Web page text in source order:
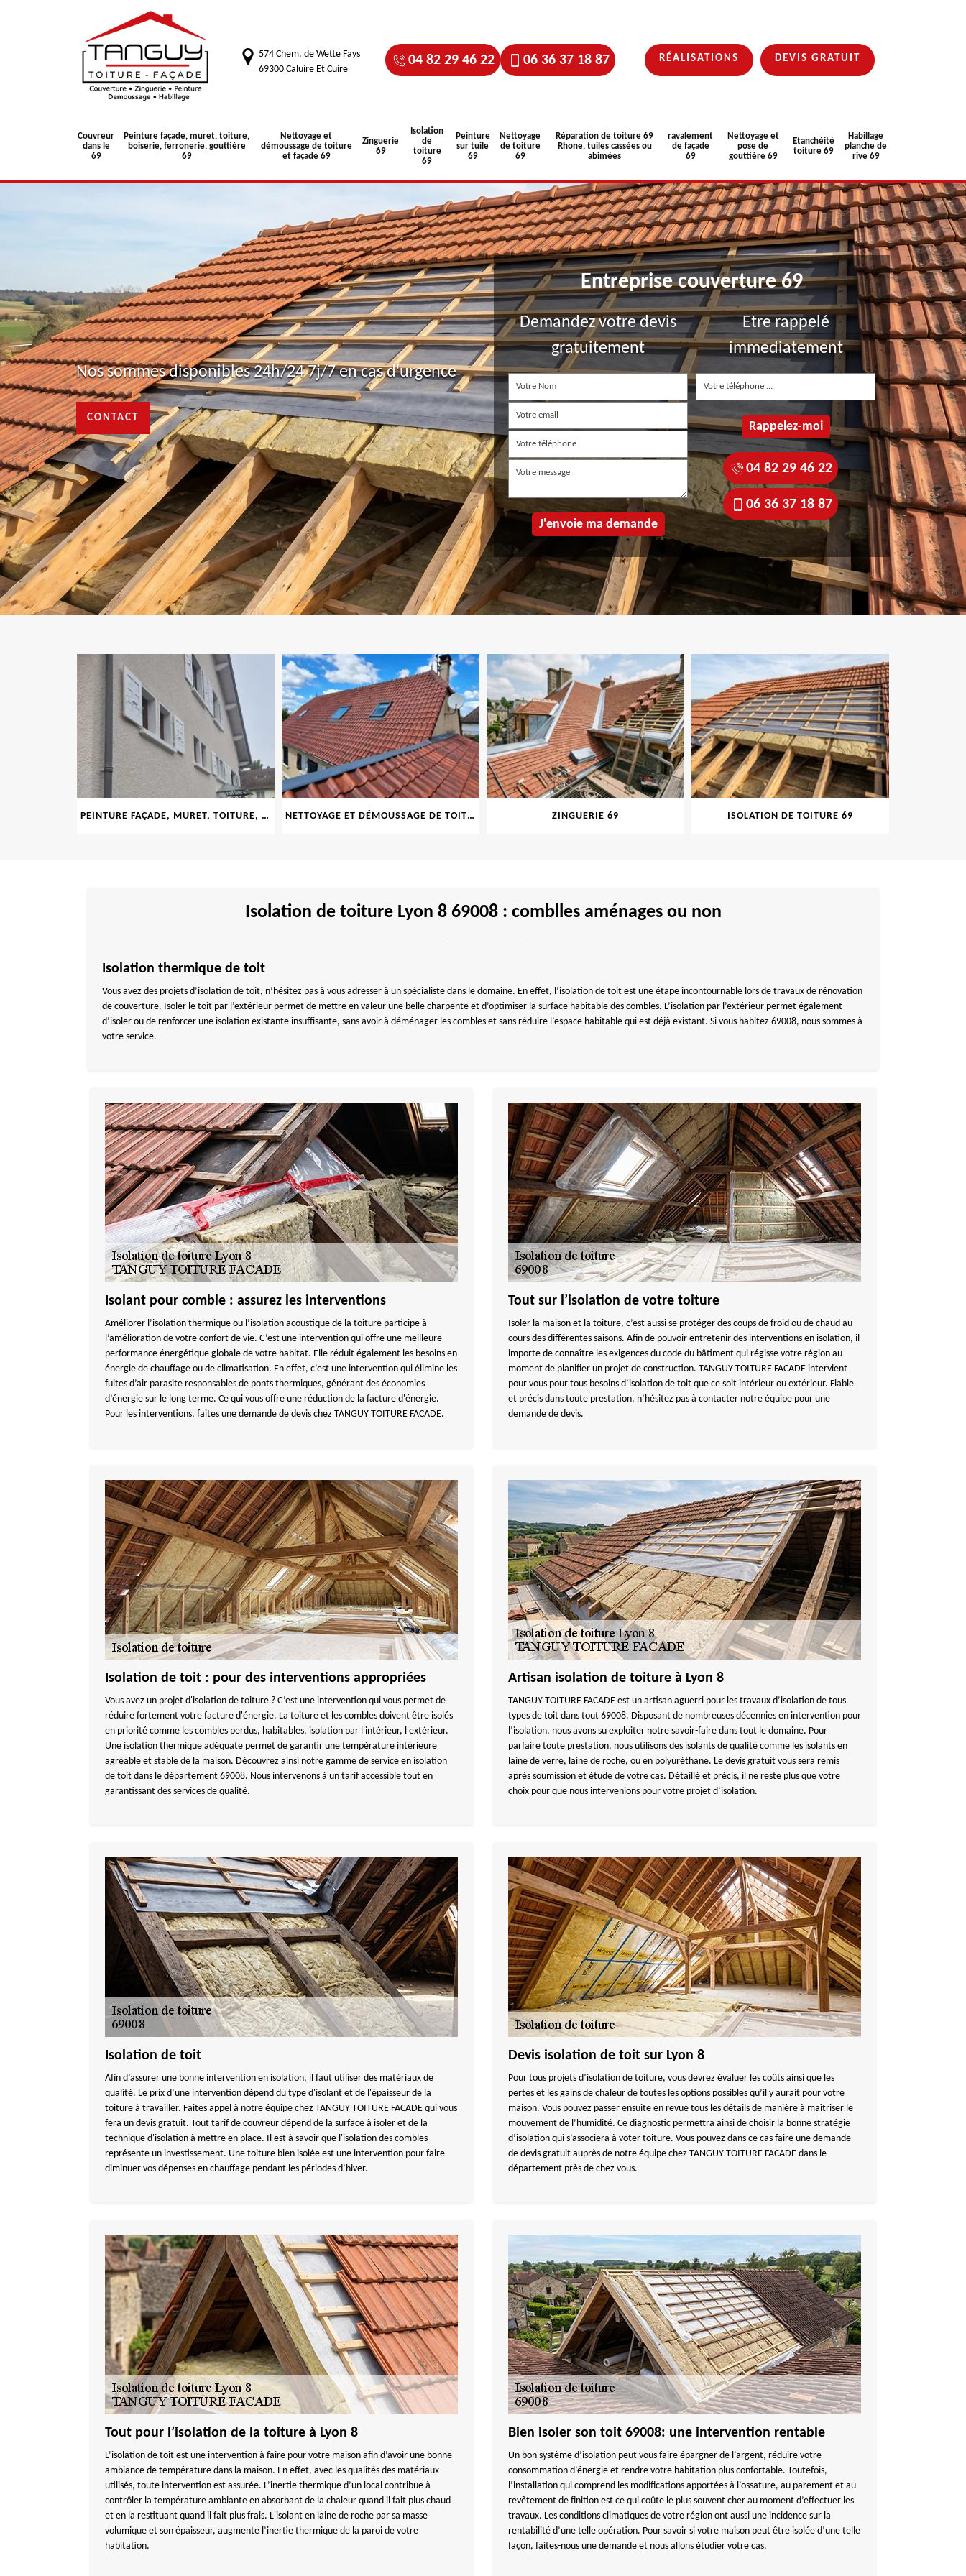
574 Chem. de Wette Fays
69300 Caluire Et Cuire
04 82 29 46 22 06 36 37 18 87 RÉALISATIONS DEVIS GRATUIT
Couvreur
dans le
69
Peinture façade, muret, toiture,
boiserie, ferronerie, gouttière
69
Nettoyage et
démoussage de toiture
et façade 69
Zinguerie
69
Isolation
de
toiture
69
Peinture
sur tuile
69
Nettoyage
de toiture
69
Réparation de toiture 69
Rhone, tuiles cassées ou
abimées
ravalement
de façade
69
Nettoyage et
pose de
gouttière 69
Etanchéité
toiture 69
Habillage
planche de
rive 69
Nos sommes disponibles 24h/24 7j/7 en cas d'urgence
CONTACT
Entreprise couverture 69
Demandez votre devis
gratuitement
Etre rappelé
immediatement
04 82 29 46 22
06 36 37 18 87
PEINTURE FAÇADE, MURET, TOITURE, BOISERIE, FERRONERIE, GOUTTIÈRE 69 NETTOYAGE ET DÉMOUSSAGE DE TOITURE ET FAÇADE 69 ZINGUERIE 69 ISOLATION DE TOITURE 69
Isolation de toiture Lyon 8 69008 : comblles aménages ou non
Isolation thermique de toit
Vous avez des projets d’isolation de toit, n’hésitez pas à vous adresser à un spécialiste dans le domaine. En effet, l’isolation de toit est une étape incontournable lors de travaux de rénovation
de couverture. Isoler le toit par l’extérieur permet de mettre en valeur une belle charpente et d’optimiser la surface habitable des combles. L’isolation par l’extérieur permet également
d’isoler ou de renforcer une isolation existante insuffisante, sans avoir à déménager les combles et sans réduire l’espace habitable qui est déjà existant. Si vous habitez 69008, nous sommes à
votre service.
Isolant pour comble : assurez les interventions
Améliorer l’isolation thermique ou l’isolation acoustique de la toiture participe à
l’amélioration de votre confort de vie. C’est une intervention qui offre une meilleure
performance énergétique globale de votre habitat. Elle réduit également les besoins en
énergie de chauffage ou de climatisation. En effet, c’est une intervention qui élimine les
fuites d’air parasite responsables de ponts thermiques, générant des économies
d’énergie sur le long terme. Ce qui vous offre une réduction de la facture d'énergie.
Pour les interventions, faites une demande de devis chez TANGUY TOITURE FACADE.
Tout sur l’isolation de votre toiture
Isoler la maison et la toiture, c’est aussi se protéger des coups de froid ou de chaud au
cours des différentes saisons. Afin de pouvoir entretenir des interventions en isolation, il
importe de connaître les exigences du code du bâtiment qui régisse votre région au
moment de planifier un projet de construction. TANGUY TOITURE FACADE intervient
pour vous pour tous besoins d’isolation de toit que ce soit intérieur ou extérieur. Fiable
et précis dans toute prestation, n’hésitez pas à contacter notre équipe pour une
demande de devis.
Isolation de toit : pour des interventions appropriées
Vous avez un projet d'isolation de toiture ? C’est une intervention qui vous permet de
réduire fortement votre facture d'énergie. La toiture et les combles doivent être isolés
en priorité comme les combles perdus, habitables, isolation par l'intérieur, l'extérieur.
Une isolation thermique adéquate permet de garantir une température intérieure
agréable et stable de la maison. Découvrez ainsi notre gamme de service en isolation
de toit dans le département 69008. Nous intervenons à un tarif accessible tout en
garantissant des services de qualité.
Artisan isolation de toiture à Lyon 8
TANGUY TOITURE FACADE est un artisan aguerri pour les travaux d’isolation de tous
types de toit dans tout 69008. Disposant de nombreuses décennies en intervention pour
l’isolation, nous avons su exploiter notre savoir-faire dans tout le domaine. Pour
parfaire toute prestation, nous utilisons des isolants de qualité comme les isolants en
laine de verre, laine de roche, ou en polyuréthane. Le devis gratuit vous sera remis
après soumission et étude de votre cas. Détaillé et précis, il ne reste plus que votre
choix pour que nous intervenions pour votre projet d’isolation.
Isolation de toit
Afin d’assurer une bonne intervention en isolation, il faut utiliser des matériaux de
qualité. Le prix d’une intervention dépend du type d'isolant et de l'épaisseur de la
toiture à travailler. Faites appel à notre équipe chez TANGUY TOITURE FACADE qui vous
fera un devis gratuit. Tout tarif de couvreur dépend de la surface à isoler et de la
technique d'isolation à mettre en place. Il est à savoir que l'isolation des combles
représente un investissement. Une toiture bien isolée est une intervention pour faire
diminuer vos dépenses en chauffage pendant les périodes d’hiver.
Devis isolation de toit sur Lyon 8
Pour tous projets d’isolation de toiture, vous devrez évaluer les coûts ainsi que les
pertes et les gains de chaleur de toutes les options possibles qu’il y aurait pour votre
maison. Vous pouvez passer ensuite en revue tous les détails de manière à maîtriser le
mouvement de l’humidité. Ce diagnostic permettra ainsi de choisir la bonne stratégie
d’isolation qui s’associera à voter toiture. Vous pouvez dans ce cas faire une demande
de devis gratuit auprès de notre équipe chez TANGUY TOITURE FACADE dans le
département près de chez vous.
Tout pour l’isolation de la toiture à Lyon 8
L’isolation de toit est une intervention à faire pour votre maison afin d’avoir une bonne
ambiance de température dans la maison. En effet, avec les qualités des matériaux
utilisés, toute intervention est assurée. L’inertie thermique d’un local contribue à
contrôler la température ambiante en absorbant de la chaleur quand il fait plus chaud
et en la restituant quand il fait plus frais. L'isolant en laine de roche par sa masse
volumique et son épaisseur, augmente l’inertie thermique de la paroi de votre
habitation.
Bien isoler son toit 69008: une intervention rentable
Un bon système d’isolation peut vous faire épargner de l’argent, réduire votre
consommation d’énergie et rendre votre habitation plus confortable. Toutefois,
l’installation qui comprend les modifications apportées à l’ossature, au parement et au
revêtement de finition est ce qui coûte le plus souvent cher au moment d’effectuer les
travaux. Les conditions climatiques de votre région ont aussi une incidence sur la
rentabilité d’une telle opération. Pour savoir si votre maison peut être isolée d’une telle
façon, faites-nous une demande et nous allons étudier votre cas.